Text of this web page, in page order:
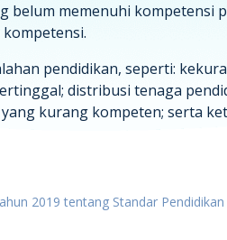
belum memenuhi kompetensi
pendidikan, seperti:
distribusi tenaga
kurang kompeten; serta
2019 tentang Standar Pendidikan